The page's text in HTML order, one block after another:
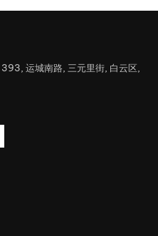
运城南路, 三元里街, 白云区,